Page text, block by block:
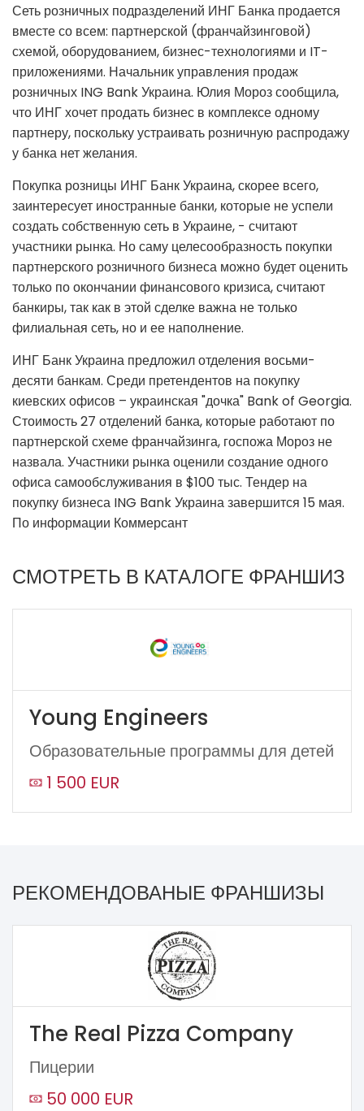
Сеть розничных подразделений ИНГ Банка продается
вместе со всем: партнерской (франчайзинговой)
схемой, оборудованием, бизнес-технологиями и IT-
приложениями. Начальник управления продаж
розничных ING Bank Украина. Юлия Мороз сообщила,
что ИНГ хочет продать бизнес в комплексе одному
партнеру, поскольку устраивать розничную распродажу
у банка нет желания.
Покупка розницы ИНГ Банк Украина, скорее всего,
заинтересует иностранные банки, которые не успели
создать собственную сеть в Украине, - считают
участники рынка. Но саму целесообразность покупки
партнерского розничного бизнеса можно будет оценить
только по окончании финансового кризиса, считают
банкиры, так как в этой сделке важна не только
филиальная сеть, но и ее наполнение.
ИНГ Банк Украина предложил отделения восьми-
десяти банкам. Среди претендентов на покупку
киевских офисов – украинская "дочка" Bank of Georgia.
Стоимость 27 отделений банка, которые работают по
партнерской схеме франчайзинга, госпожа Мороз не
назвала. Участники рынка оценили создание одного
офиса самообслуживания в $100 тыс. Тендер на
покупку бизнеса ING Bank Украина завершится 15 мая.
По информации Коммерсант
СМОТРЕТЬ В КАТАЛОГЕ ФРАНШИЗ
Young Engineers
Образовательные программы для детей
1 500 EUR
РЕКОМЕНДОВАНЫЕ ФРАНШИЗЫ
The Real Pizza Company
Пицерии
50 000 EUR